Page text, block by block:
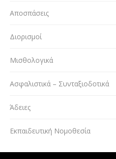
Αποσπάσεις
Διορισμοί
Μισθολογικά
Ασφαλιστικά – Συνταξιοδοτικά
Άδειες
Εκπαιδευτική Νομοθεσία